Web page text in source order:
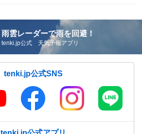
雨雲レーダーで雨を回避！
tenki.jp公式 天気予報アプリ
tenki.jp公式SNS